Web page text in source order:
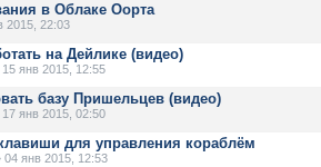
в Облаке Оорта
2015, 22:03
на Дейлике (видео)
15 янв 2015, 12:55
базу Пришельцев (видео)
17 янв 2015, 02:50
для управления кораблём
04 янв 2015, 12:53